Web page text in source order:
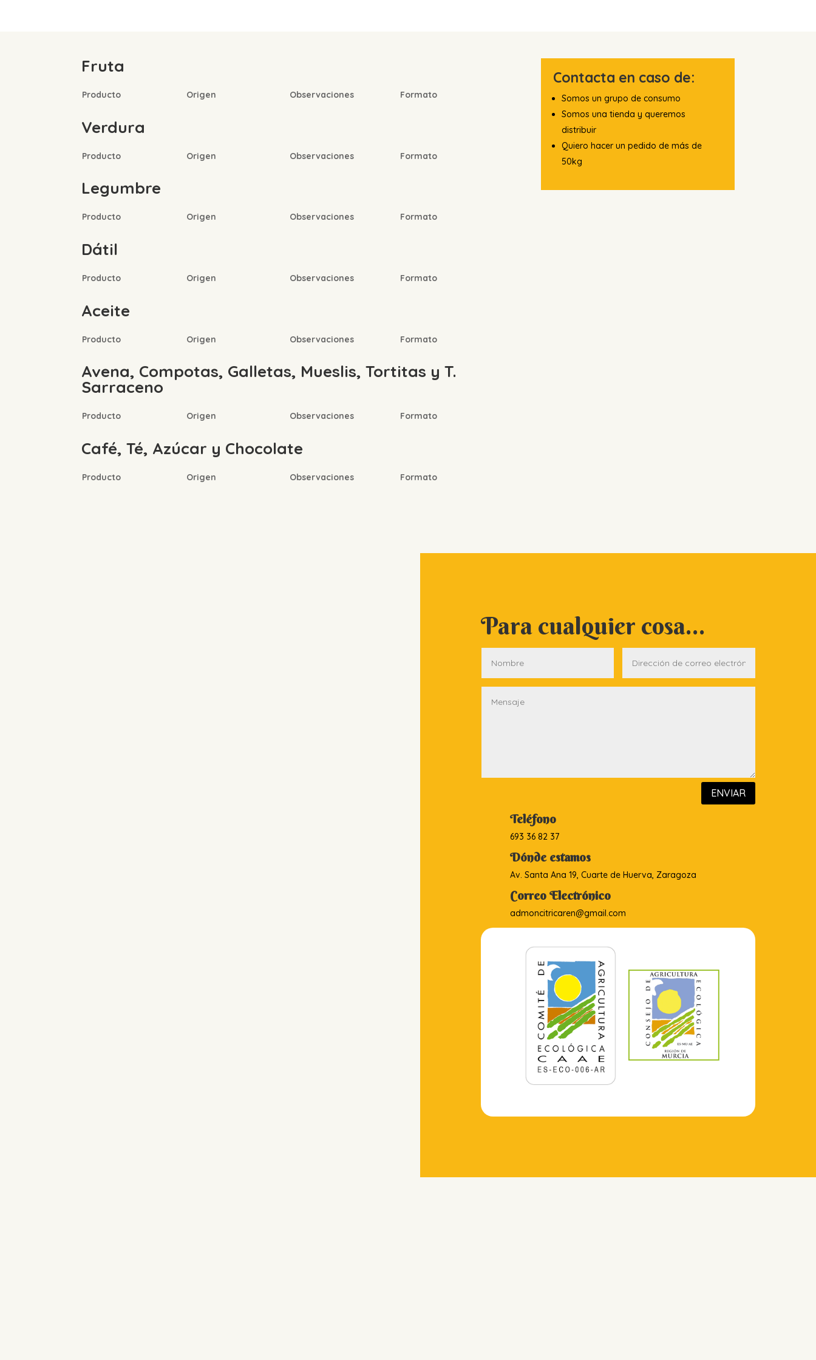
Fruta
Producto Origen Observaciones Formato
Verdura
Producto Origen Observaciones Formato
Legumbre
Producto Origen Observaciones Formato
Dátil
Producto Origen Observaciones Formato
Aceite
Producto Origen Observaciones Formato
Avena, Compotas, Galletas, Mueslis, Tortitas y T.
Sarraceno
Producto Origen Observaciones Formato
Café, Té, Azúcar y Chocolate
Producto Origen Observaciones Formato
Contacta en caso de:
Somos un grupo de consumo
Somos una tienda y queremos
distribuir
Quiero hacer un pedido de más de
50kg
Para cualquier cosa...
ENVIAR
Teléfono
693 36 82 37
Dónde estamos
Av. Santa Ana 19, Cuarte de Huerva, Zaragoza
Correo Electrónico
admoncitricaren@gmail.com